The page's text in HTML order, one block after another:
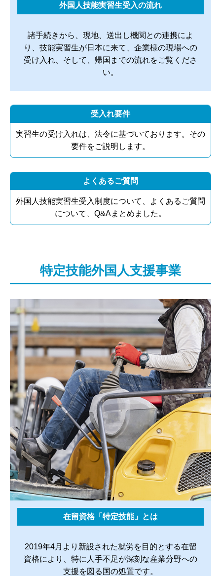
外国人技能実習生受入の流れ
諸手続きから、現地、送出し機関との連携によ
り、技能実習生が日本に来て、企業様の現場への
受け入れ、そして、帰国までの流れをご覧くださ
い。
受入れ要件
実習生の受け入れは、法令に基づいております。その
要件をご説明します。
よくあるご質問
外国人技能実習生受入制度について、よくあるご質問
について、Q&Aまとめました。
特定技能外国人支援事業
在留資格「特定技能」とは
2019年4月より新設された就労を目的とする在留
資格により、特に人手不足が深刻な産業分野への
支援を図る国の処置です。